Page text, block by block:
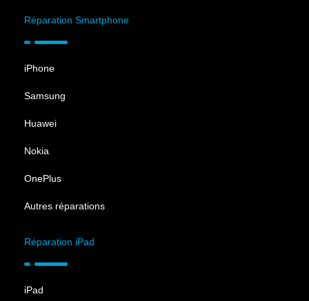
Réparation Smartphone
iPhone
Samsung
Huawei
Nokia
OnePlus
Autres réparations
Réparation iPad
iPad